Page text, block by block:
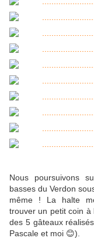
Nous poursuivons
basses du Verdon
même ! La halte
trouver un petit coin à
des 5 gâteaux
Pascale et moi 😊).